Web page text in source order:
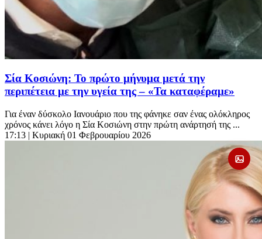
Σία Κοσιώνη: Το πρώτο μήνυμα μετά την
περιπέτεια με την υγεία της – «Τα καταφέραμε»
Για έναν δύσκολο Ιανουάριο που της φάνηκε σαν ένας ολόκληρος
χρόνος κάνει λόγο η Σία Κοσιώνη στην πρώτη ανάρτησή της ...
17:13 | Κυριακή 01 Φεβρουαρίου 2026